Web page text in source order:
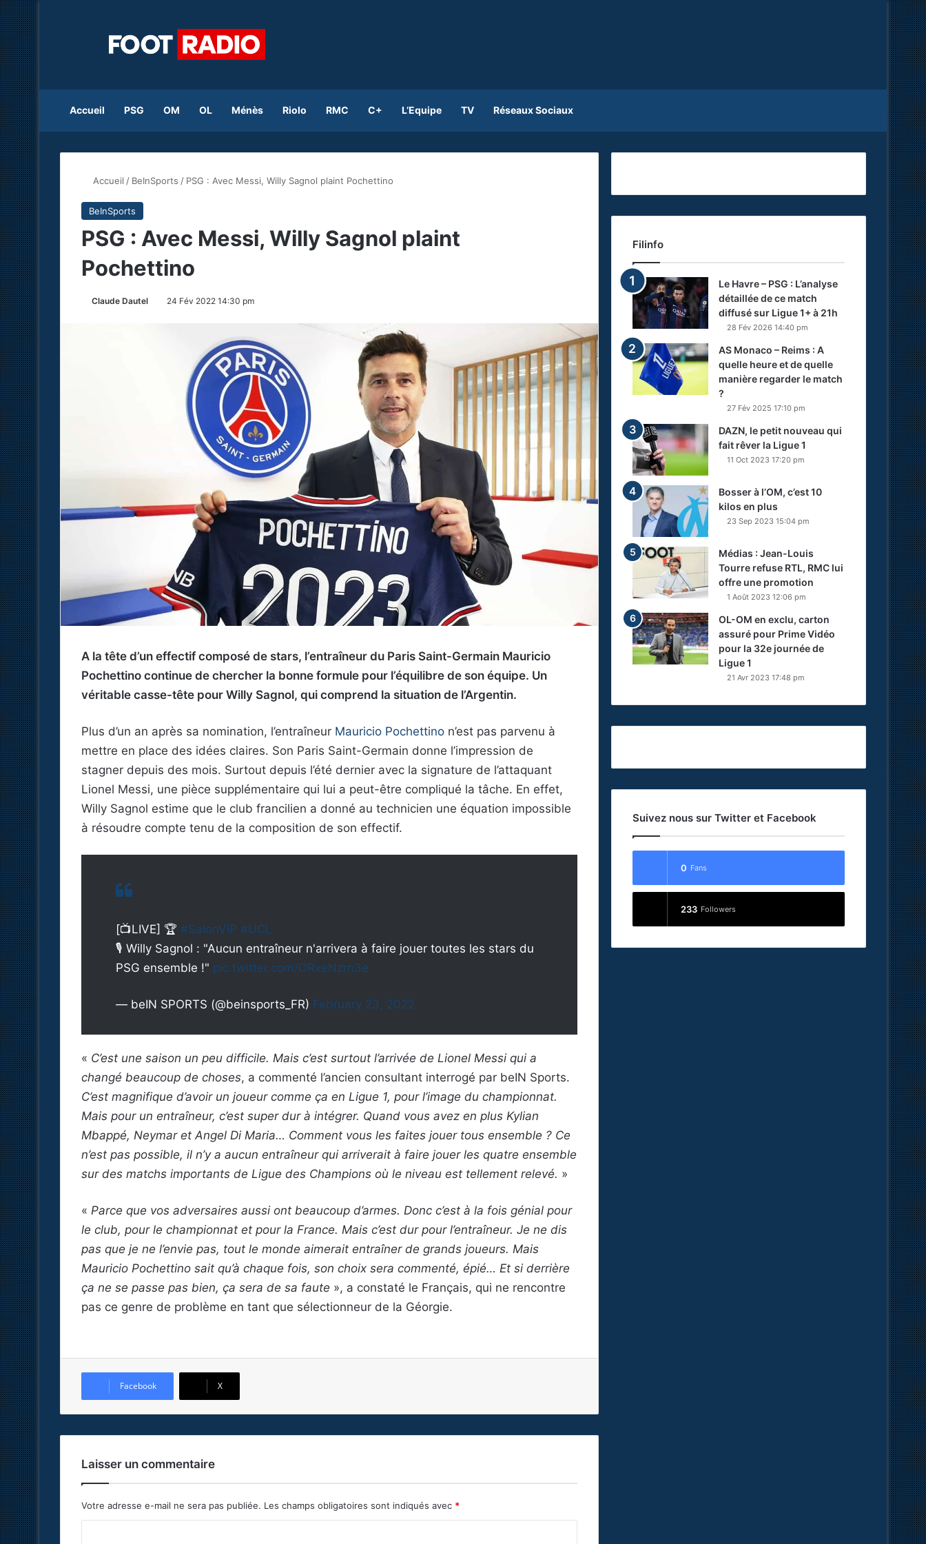
Accueil PSG OM OL Ménès Riolo RMC C+ L’Equipe TV Réseaux Sociaux
Accueil / BeInSports / PSG : Avec Messi, Willy Sagnol plaint Pochettino
BeInSports
PSG : Avec Messi, Willy Sagnol plaint
Pochettino
Claude Dautel 24 Fév 2022 14:30 pm
A la tête d’un effectif composé de stars, l’entraîneur du Paris Saint-Germain Mauricio
Pochettino continue de chercher la bonne formule pour l’équilibre de son équipe. Un
véritable casse-tête pour Willy Sagnol, qui comprend la situation de l’Argentin.
Plus d’un an après sa nomination, l’entraîneur Mauricio Pochettino n’est pas parvenu à
mettre en place des idées claires. Son Paris Saint-Germain donne l’impression de
stagner depuis des mois. Surtout depuis l’été dernier avec la signature de l’attaquant
Lionel Messi, une pièce supplémentaire qui lui a peut-être compliqué la tâche. En effet,
Willy Sagnol estime que le club francilien a donné au technicien une équation impossible
à résoudre compte tenu de la composition de son effectif.
[📺LIVE] 🏆 #SalonVIP #UCL
🎙 Willy Sagnol : "Aucun entraîneur n'arrivera à faire jouer toutes les stars du
PSG ensemble !" pic.twitter.com/ORxeNzrn3e
— beIN SPORTS (@beinsports_FR) February 23, 2022
« C’est une saison un peu difficile. Mais c’est surtout l’arrivée de Lionel Messi qui a
changé beaucoup de choses, a commenté l’ancien consultant interrogé par beIN Sports.
C’est magnifique d’avoir un joueur comme ça en Ligue 1, pour l’image du championnat.
Mais pour un entraîneur, c’est super dur à intégrer. Quand vous avez en plus Kylian
Mbappé, Neymar et Angel Di Maria… Comment vous les faites jouer tous ensemble ? Ce
n’est pas possible, il n’y a aucun entraîneur qui arriverait à faire jouer les quatre ensemble
sur des matchs importants de Ligue des Champions où le niveau est tellement relevé. »
« Parce que vos adversaires aussi ont beaucoup d’armes. Donc c’est à la fois génial pour
le club, pour le championnat et pour la France. Mais c’est dur pour l’entraîneur. Je ne dis
pas que je ne l’envie pas, tout le monde aimerait entraîner de grands joueurs. Mais
Mauricio Pochettino sait qu’à chaque fois, son choix sera commenté, épié… Et si derrière
ça ne se passe pas bien, ça sera de sa faute », a constaté le Français, qui ne rencontre
pas ce genre de problème en tant que sélectionneur de la Géorgie.
Facebook X
Laisser un commentaire
Votre adresse e-mail ne sera pas publiée. Les champs obligatoires sont indiqués avec *
Filinfo
Le Havre – PSG : L’analyse
détaillée de ce match
diffusé sur Ligue 1+ à 21h
28 Fév 2026 14:40 pm
AS Monaco – Reims : A
quelle heure et de quelle
manière regarder le match
?
27 Fév 2025 17:10 pm
DAZN, le petit nouveau qui
fait rêver la Ligue 1
11 Oct 2023 17:20 pm
Bosser à l’OM, c’est 10
kilos en plus
23 Sep 2023 15:04 pm
Médias : Jean-Louis
Tourre refuse RTL, RMC lui
offre une promotion
1 Août 2023 12:06 pm
OL-OM en exclu, carton
assuré pour Prime Vidéo
pour la 32e journée de
Ligue 1
21 Avr 2023 17:48 pm
Suivez nous sur Twitter et Facebook
0 Fans
233 Followers